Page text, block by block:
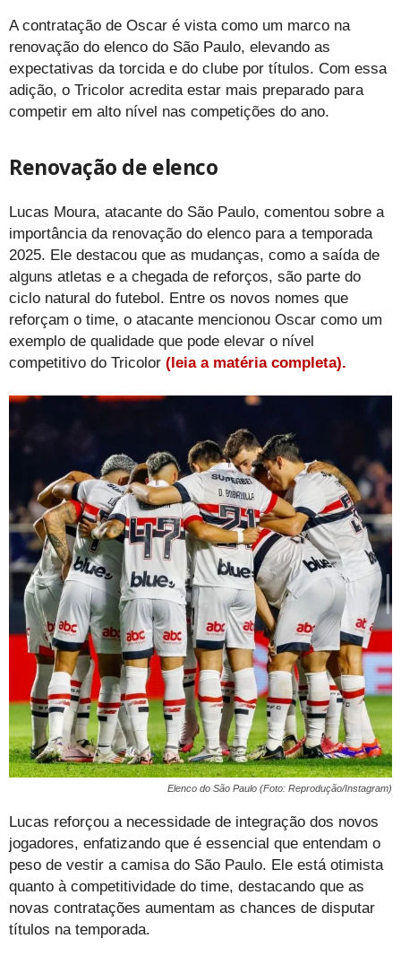
A contratação de Oscar é vista como um marco na
renovação do elenco do São Paulo, elevando as
expectativas da torcida e do clube por títulos. Com essa
adição, o Tricolor acredita estar mais preparado para
competir em alto nível nas competições do ano.
Renovação de elenco
Lucas Moura, atacante do São Paulo, comentou sobre a
importância da renovação do elenco para a temporada
2025. Ele destacou que as mudanças, como a saída de
alguns atletas e a chegada de reforços, são parte do
ciclo natural do futebol. Entre os novos nomes que
reforçam o time, o atacante mencionou Oscar como um
exemplo de qualidade que pode elevar o nível
competitivo do Tricolor (leia a matéria completa).
Elenco do São Paulo (Foto: Reprodução/Instagram)
Lucas reforçou a necessidade de integração dos novos
jogadores, enfatizando que é essencial que entendam o
peso de vestir a camisa do São Paulo. Ele está otimista
quanto à competitividade do time, destacando que as
novas contratações aumentam as chances de disputar
títulos na temporada.